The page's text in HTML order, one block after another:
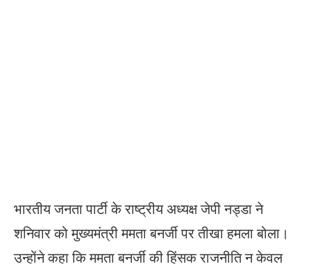
भारतीय जनता पार्टी के राष्ट्रीय अध्यक्ष जेपी नड्डा ने
शनिवार को मुख्यमंत्री ममता बनर्जी पर तीखा हमला बोला।
उन्होंने कहा कि ममता बनर्जी की हिंसक राजनीति न केवल